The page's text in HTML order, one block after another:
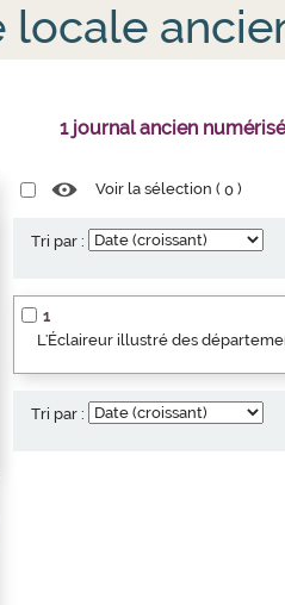
locale
1 journal ancien
Voir la sélection (0 )
Tri par :
1
L'Éclaireur illustré des
Tri par :